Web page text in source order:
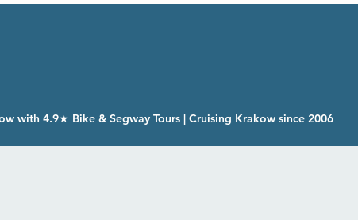
with 4.9★ Bike & Segway Tours | Cruising Krakow since 2006